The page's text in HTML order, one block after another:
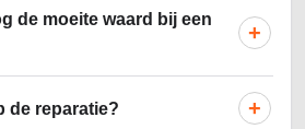
de moeite waard bij een
+
de reparatie? +